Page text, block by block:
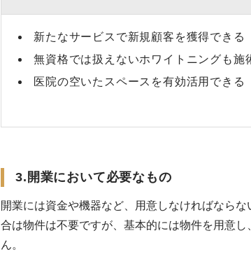
新たなサービスで新規顧客を獲得できる
無資格では扱えないホワイトニングも施
医院の空いたスペースを有効活用できる
3.開業において必要なもの
開業には資金や機器など、用意しなければなら
合は物件は不要ですが、基本的には物件を用意
ん。